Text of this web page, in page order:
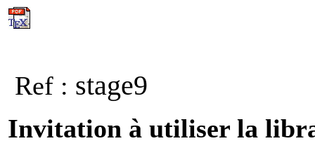
Ref : stage9
Invitation à utiliser la